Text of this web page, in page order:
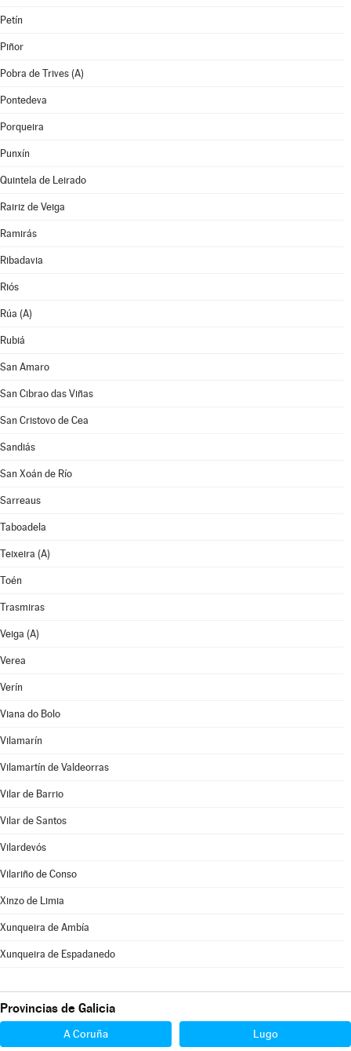
Petín
Piñor
Pobra de Trives (A)
Pontedeva
Porqueira
Punxín
Quintela de Leirado
Rairiz de Veiga
Ramirás
Ribadavia
Riós
Rúa (A)
Rubiá
San Amaro
San Cibrao das Viñas
San Cristovo de Cea
Sandiás
San Xoán de Río
Sarreaus
Taboadela
Teixeira (A)
Toén
Trasmiras
Veiga (A)
Verea
Verín
Viana do Bolo
Vilamarín
Vilamartín de Valdeorras
Vilar de Barrio
Vilar de Santos
Vilardevós
Vilariño de Conso
Xinzo de Limia
Xunqueira de Ambía
Xunqueira de Espadanedo
Provincias de Galicia
A Coruña Lugo